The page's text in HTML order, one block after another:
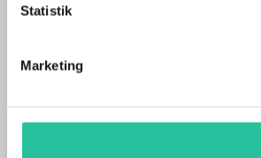
Statistik
Marketing